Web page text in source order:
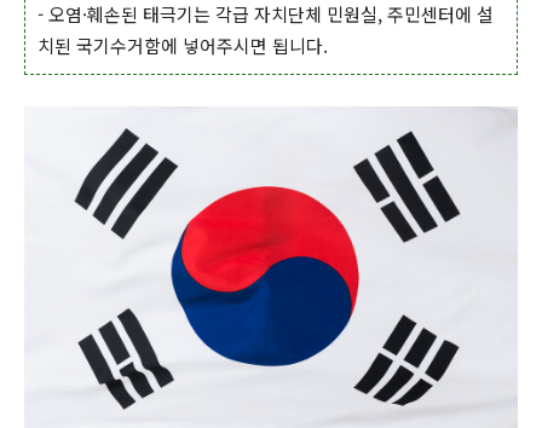
- 오염·훼손된 태극기는 각급 자치단체 민원실, 주민센터에 설
치된 국기수거함에 넣어주시면 됩니다.